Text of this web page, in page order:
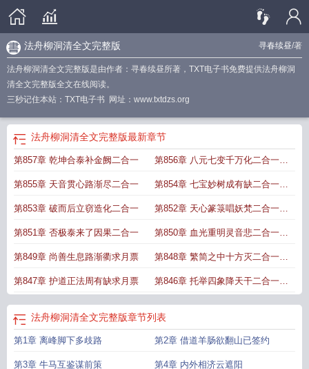
寻春续昼/著
法舟柳洞清全文完整版
法舟柳洞清全文完整版是由作者：寻春续昼所著，TXT电子书免费提供法舟柳洞
清全文完整版全文在线阅读。
三秒记住本站：TXT电子书 网址：www.txtdzs.org
法舟柳洞清全文完整版最新章节
第857章 乾坤合泰补金阙二合一 第856章 八元七变千万化二合一求
订
第855章 天音贯心路渐尽二合一 第854章 七宝妙树成有缺二合一求
订
第853章 破而后立窃造化二合一 第852章 天心篆箓唱妖梵二合一求
订
第851章 否极泰来了因果二合一 第850章 血光重明灵音悲二合一求
订
第849章 尚善生息路渐衢求月票 第848章 繁简之中十方灭二合一求
订
第847章 护道正法周有缺求月票 第846章 托举四象降天干二合一求
订
法舟柳洞清全文完整版章节列表
第1章 离峰脚下多歧路 第2章 借道羊肠欲翻山已签约
第3章 牛马互鉴谋前策 第4章 内外相济云遮阳